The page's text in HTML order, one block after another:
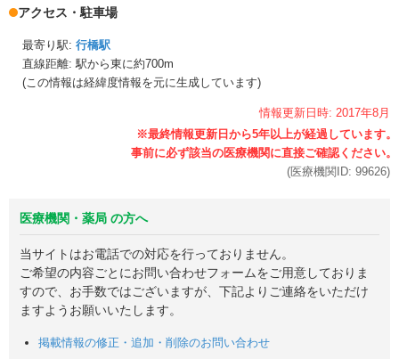
アクセス・駐車場
最寄り駅: 行橋駅
直線距離: 駅から東に約700m
(この情報は経緯度情報を元に生成しています)
情報更新日時: 2017年8月
(医療機関ID: 99626)
医療機関・薬局 の方へ
当サイトはお電話での対応を行っておりません。
ご希望の内容ごとにお問い合わせフォームをご用意しておりま
すので、お手数ではございますが、下記よりご連絡をいただけ
ますようお願いいたします。
掲載情報の修正・追加・削除のお問い合わせ